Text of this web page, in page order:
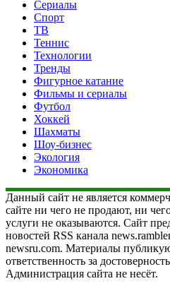
Сериалы
Спорт
ТВ
Теннис
Технологии
Тренды
Фигурное катание
Фильмы и сериалы
Футбол
Хоккей
Шахматы
Шоу-бизнес
Экология
Экономика
Данный сайт не является
сайте ни чего не продают, ни
услуги не оказываются. Сайт
новостей RSS канала
newsru.com. Материалы
ответственность за
Администрация сайта не несёт.